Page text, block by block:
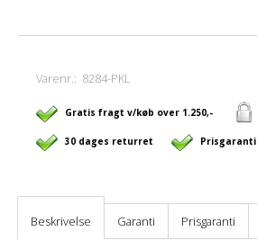
Varenr.: 8284-PKL
Gratis fragt v/køb over 1.250,-
30 dages returret Prisgaranti
Beskrivelse Garanti Prisgaranti